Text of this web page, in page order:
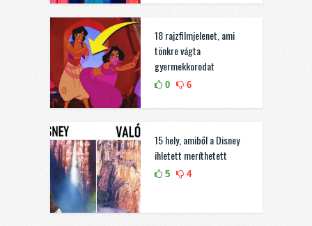
18 rajzfilmjelenet, ami
tönkre vágta
gyermekkorodat
0 6
15 hely, amiből a Disney
ihletett meríthetett
5 4